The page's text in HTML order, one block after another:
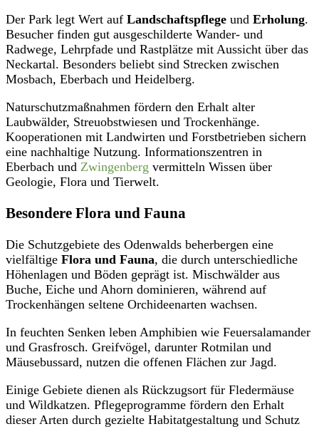
Der Park legt Wert auf Landschaftspflege und Erholung.
Besucher finden gut ausgeschilderte Wander- und
Radwege, Lehrpfade und Rastplätze mit Aussicht über das
Neckartal. Besonders beliebt sind Strecken zwischen
Mosbach, Eberbach und Heidelberg.
Naturschutzmaßnahmen fördern den Erhalt alter
Laubwälder, Streuobstwiesen und Trockenhänge.
Kooperationen mit Landwirten und Forstbetrieben sichern
eine nachhaltige Nutzung. Informationszentren in
Eberbach und Zwingenberg vermitteln Wissen über
Geologie, Flora und Tierwelt.
Besondere Flora und Fauna
Die Schutzgebiete des Odenwalds beherbergen eine
vielfältige Flora und Fauna, die durch unterschiedliche
Höhenlagen und Böden geprägt ist. Mischwälder aus
Buche, Eiche und Ahorn dominieren, während auf
Trockenhängen seltene Orchideenarten wachsen.
In feuchten Senken leben Amphibien wie Feuersalamander
und Grasfrosch. Greifvögel, darunter Rotmilan und
Mäusebussard, nutzen die offenen Flächen zur Jagd.
Einige Gebiete dienen als Rückzugsort für Fledermäuse
und Wildkatzen. Pflegeprogramme fördern den Erhalt
dieser Arten durch gezielte Habitatgestaltung und Schutz